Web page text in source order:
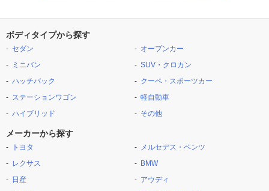
ボディタイプから探す
セダン
ミニバン
ハッチバック
ステーションワゴン
ハイブリッド
オープンカー
SUV・クロカン
クーペ・スポーツカー
軽自動車
その他
メーカーから探す
トヨタ
レクサス
日産
メルセデス・ベンツ
BMW
アウディ